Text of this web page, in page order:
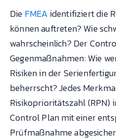
Die FMEAidentifiziert die
können auftreten? Wie
wahrscheinlich? Der
Gegenmaßnahmen: Wie
Risiken in der
beherrscht? Jedes
Risikoprioritätszahl (RPN)
Control Plan mit einer
Prüfmaßnahme